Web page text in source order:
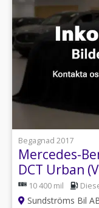
Begagnad 2017
Mercedes-
DCT Urban
10 400 mil
Sundströms Bil